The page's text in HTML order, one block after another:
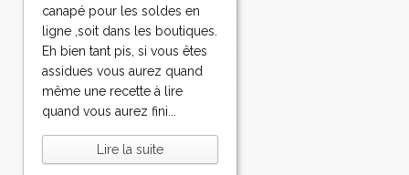
canapé pour les soldes en
ligne ,soit dans les boutiques.
Eh bien tant pis, si vous êtes
assidues vous aurez quand
même une recette à lire
quand vous aurez fini...
Lire la suite